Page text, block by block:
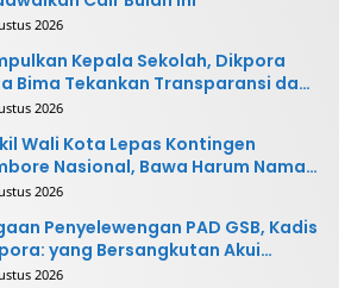
2026
Kepala Sekolah, Dikpora
Bima Tekankan Transparansi dan
2026
Wali Kota Lepas Kontingen
Nasional, Bawa Harum Nama
Bima
2026
Penyelewengan PAD GSB, Kadis
yang Bersangkutan Akui
dan Siap
2026